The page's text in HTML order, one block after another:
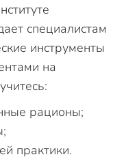
специалистам
инструменты
на
рационы;
практики.